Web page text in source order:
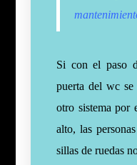
Si con el paso
puerta del wc se
otro sistema por
alto, las
sillas de ruedas